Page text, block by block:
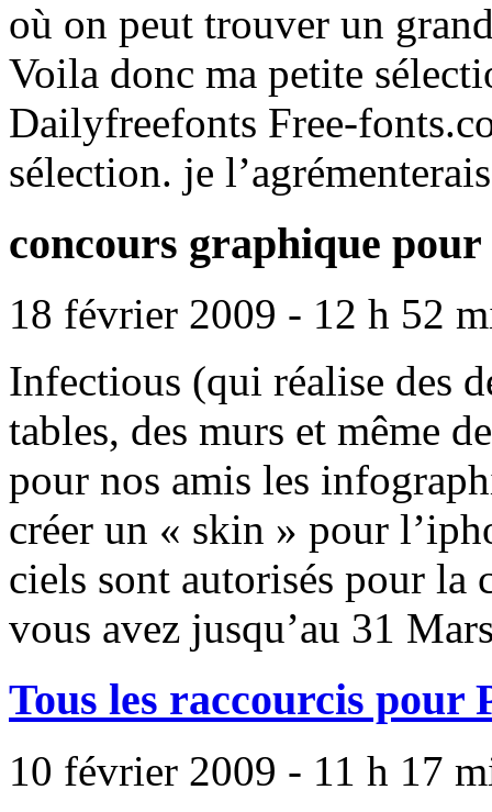
où on peut trouver un
Voila donc ma petite
Dailyfreefonts Free-
sélection. je
concours graphique
18 février 2009 - 12 h 52
Infectious (qui réalise des
tables, des murs et même
pour nos amis les
créer un « skin » pour
ciels sont autorisés pour la
vous avez jusqu’au 31
Tous les raccourcis
10 février 2009 - 11 h 17